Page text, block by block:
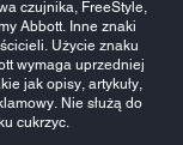
czujnika, FreeStyle,
Abbott. Inne znaki
Użycie znaku
wymaga uprzedniej
jak opisy, artykuły,
Nie służą do
cukrzyc.